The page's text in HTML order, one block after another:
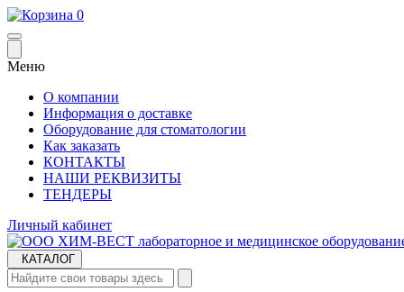
0
Меню
О компании
Информация о доставке
Оборудование для стоматологии
Как заказать
КОНТАКТЫ
НАШИ РЕКВИЗИТЫ
ТЕНДЕРЫ
Личный кабинет
КАТАЛОГ